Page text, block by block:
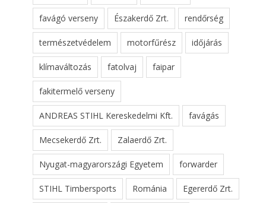
favágó verseny Északerdő Zrt. rendőrség
természetvédelem motorfűrész időjárás
klímaváltozás fatolvaj faipar
fakitermelő verseny
ANDREAS STIHL Kereskedelmi Kft. favágás
Mecsekerdő Zrt. Zalaerdő Zrt.
Nyugat-magyarországi Egyetem forwarder
STIHL Timbersports Románia Egererdő Zrt.